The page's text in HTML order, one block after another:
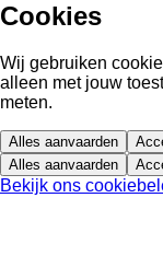
Cookies
Wij gebruiken
alleen met jouw
meten.
Alles aanvaarden
Alles aanvaarden
Bekijk ons